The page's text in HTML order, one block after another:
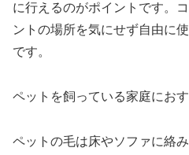
に行えるのがポイントです。
ントの場所を気にせず自由に
です。
ペットを飼っている家庭にお
ペットの毛は床やソファに絡